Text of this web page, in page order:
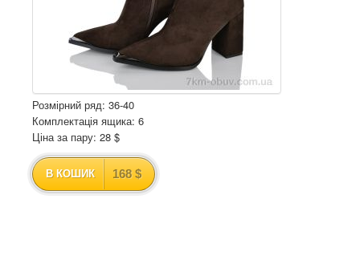
Розмірний ряд: 36-40
Комплектація ящика: 6
Ціна за пару: 28 $
В КОШИК 168 $